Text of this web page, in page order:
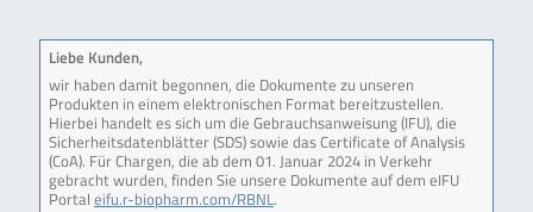
Liebe Kunden,
wir haben damit begonnen, die Dokumente zu unseren
Produkten in einem elektronischen Format bereitzustellen.
Hierbei handelt es sich um die Gebrauchsanweisung (IFU), die
Sicherheitsdatenblätter (SDS) sowie das Certificate of Analysis
(CoA). Für Chargen, die ab dem 01. Januar 2024 in Verkehr
gebracht wurden, finden Sie unsere Dokumente auf dem eIFU
Portal eifu.r-biopharm.com/RBNL.